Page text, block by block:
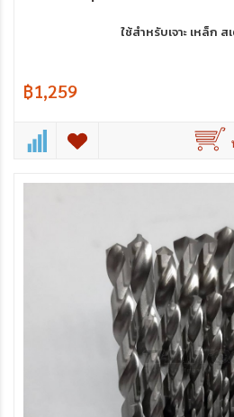
ใช้สำหรับเจาะ เหล็ก ส
฿1,259